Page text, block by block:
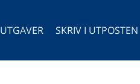
UTGAVER SKRIV I UTPOSTEN